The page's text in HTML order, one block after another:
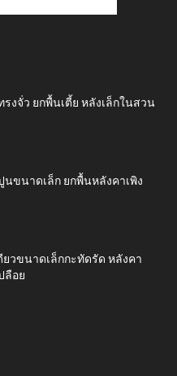
งจั่ว ยกพื้นเตี้ย หลังเล็กในสวน
นขนาดเล็ก ยกพื้นหลังคาเพิง
ยวขนาดเล็กกะทัดรัด หลังคา
ลือย